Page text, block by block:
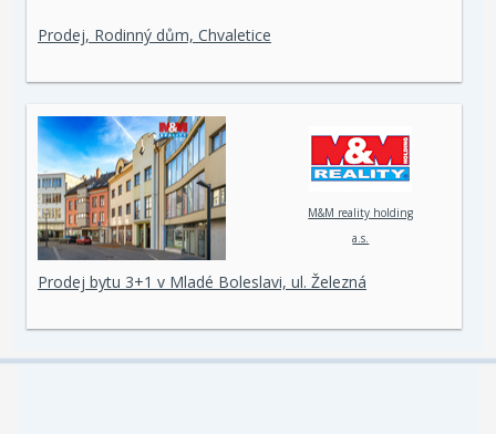
Prodej, Rodinný dům, Chvaletice
M&M reality holding
a.s.
Prodej bytu 3+1 v Mladé Boleslavi, ul. Železná